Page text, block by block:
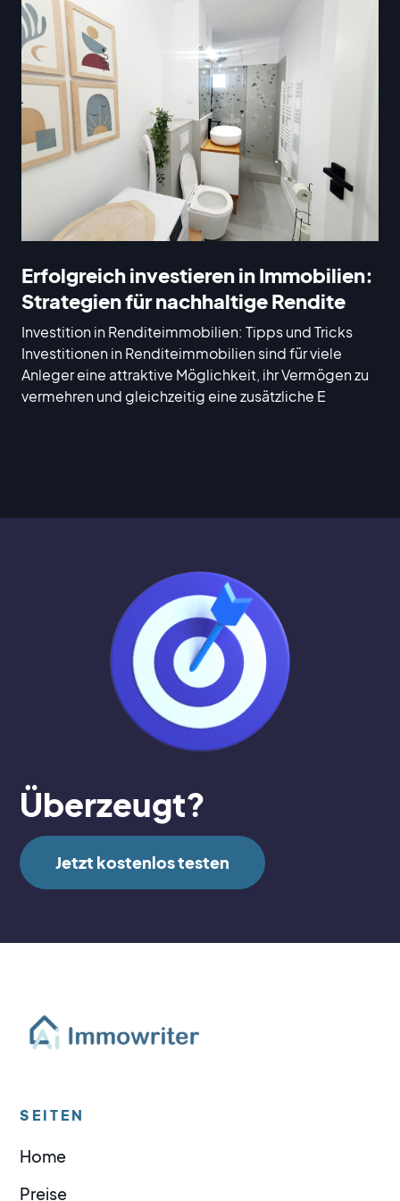
Erfolgreich investieren in Immobilien:
Strategien für nachhaltige Rendite
Investition in Renditeimmobilien: Tipps und Tricks
Investitionen in Renditeimmobilien sind für viele
Anleger eine attraktive Möglichkeit, ihr Vermögen zu
vermehren und gleichzeitig eine zusätzliche E
Überzeugt?
Jetzt kostenlos testen
SEITEN
Home
Preise